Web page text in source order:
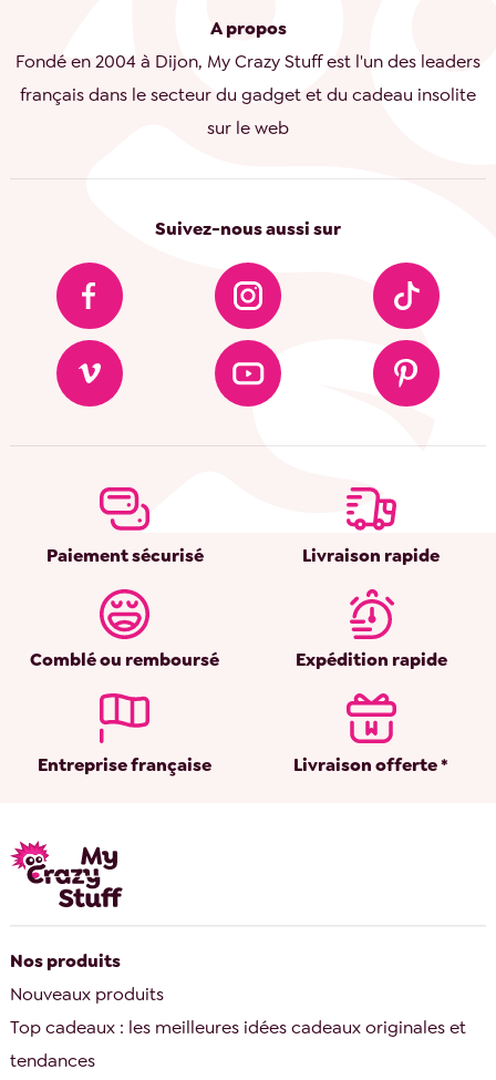
A propos
Fondé en 2004 à Dijon, My Crazy Stuff est l'un des leaders
français dans le secteur du gadget et du cadeau insolite
sur le web
Suivez-nous aussi sur
Paiement sécurisé Livraison rapide
Comblé ou remboursé Expédition rapide
Entreprise française Livraison offerte *
Nos produits
Nouveaux produits
Top cadeaux : les meilleures idées cadeaux originales et
tendances